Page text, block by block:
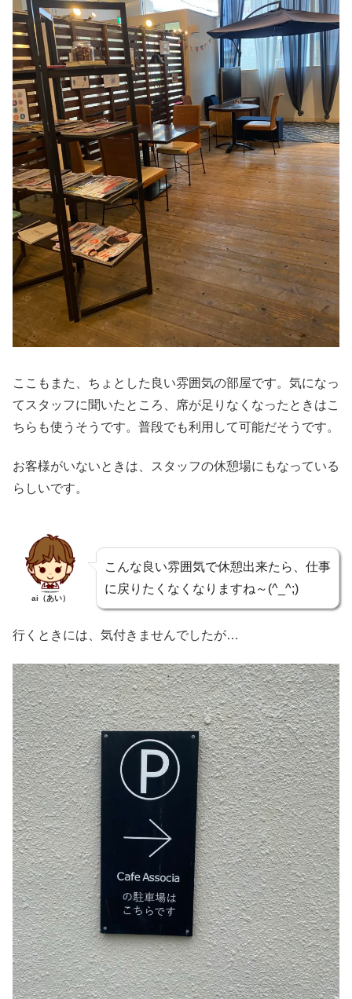
ここもまた、ちょとした良い雰囲気の部屋です。気になっ
てスタッフに聞いたところ、席が足りなくなったときはこ
ちらも使うそうです。普段でも利用して可能だそうです。
お客様がいないときは、スタッフの休憩場にもなっている
らしいです。
ai（あい）
こんな良い雰囲気で休憩出来たら、仕事
に戻りたくなくなりますね～(^_^;)
行くときには、気付きませんでしたが…